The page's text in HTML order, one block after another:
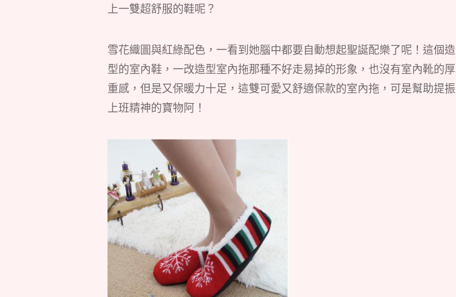
上一雙超舒服的鞋呢？
雪花織圖與紅綠配色，一看到她腦中都要自動想起聖誕配樂了呢！這個造
型的室內鞋，一改造型室內拖那種不好走易掉的形象，也沒有室內靴的厚
重感，但是又保暖力十足，這雙可愛又舒適保款的室內拖，可是幫助提振
上班精神的寶物阿！